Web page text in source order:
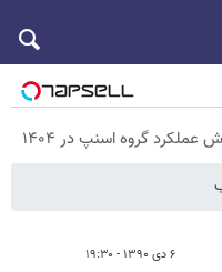
گروه اسنپ در ۱۴۰۴
۶ دی ۱۳۹۰ - ۱۹:۳۰